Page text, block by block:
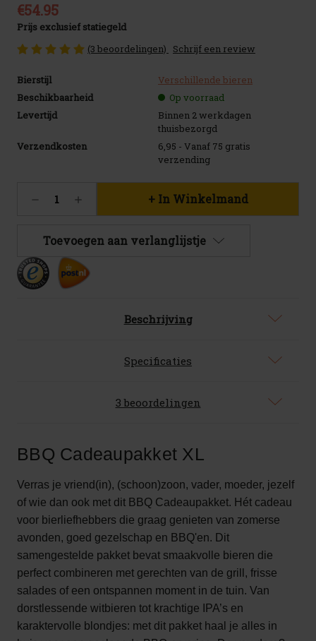
€54.95
Prijs exclusief statiegeld
(3 beoordelingen)
Schrijf een review
Bierstijl
Verschillende bieren
Beschikbaarheid
Op voorraad
Levertijd
Binnen 2 werkdagen
thuisbezorgd
Verzendkosten
6,95 - Vanaf 75 gratis
verzending
voorraad:
Hoeveelheid
Cadeaupakket
XL
Hoeveelheid
Cadeaupakket
Toevoegen aan verlanglijstje
Beschrijving
Specificaties
3 beoordelingen
BBQ Cadeaupakket XL
Verras je vriend(in), (schoon)zoon, vader, moeder, jezelf
of wie dan ook met dit BBQ Cadeaupakket. Hét cadeau
voor bierliefhebbers die graag genieten van zomerse
avonden, goed gezelschap en BBQ'en. Dit
samengestelde pakket bevat smaakvolle bieren die
perfect combineren met gerechten van de grill, frisse
salades of een ontspannen moment in de tuin. Van
dorstlessende witbieren tot krachtige IPA’s en
karaktervolle blondjes: met dit pakket haal je alles in